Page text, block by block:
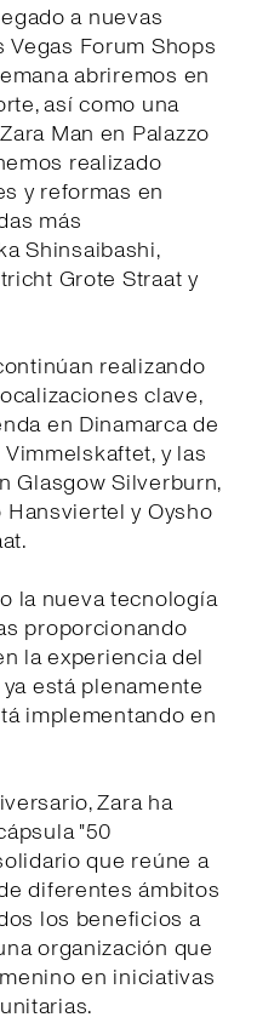
a nuevas
Forum Shops
abriremos en
así como una
Man en Palazzo
realizado
y reformas en
más
Shinsaibashi,
Grote Straat y
realizando
clave,
en Dinamarca de
y las
Glasgow Silverburn,
y Oysho
la nueva tecnología
proporcionando
la experiencia del
está plenamente
implementando en
Zara ha
"50
que reúne a
diferentes ámbitos
los beneficios a
organización que
en iniciativas